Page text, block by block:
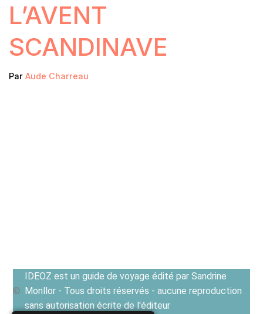
L’AVENT
SCANDINAVE
Par Aude Charreau
IDEOZ est un guide de voyage édité par Sandrine
Monllor - Tous droits réservés - aucune reproduction
sans autorisation écrite de l'éditeur